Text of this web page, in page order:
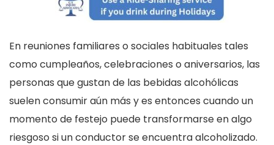
En reuniones familiares o sociales habituales tales
como cumpleaños, celebraciones o aniversarios, las
personas que gustan de las bebidas alcohólicas
suelen consumir aún más y es entonces cuando un
momento de festejo puede transformarse en algo
riesgoso si un conductor se encuentra alcoholizado.